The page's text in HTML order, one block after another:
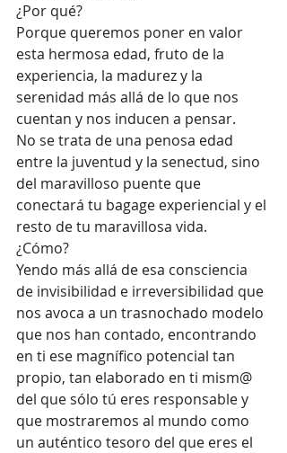
¿Por qué?
Porque queremos poner en valor
esta hermosa edad, fruto de la
experiencia, la madurez y la
serenidad más allá de lo que nos
cuentan y nos inducen a pensar.
No se trata de una penosa edad
entre la juventud y la senectud, sino
del maravilloso puente que
conectará tu bagage experiencial y el
resto de tu maravillosa vida.
¿Cómo?
Yendo más allá de esa consciencia
de invisibilidad e irreversibilidad que
nos avoca a un trasnochado modelo
que nos han contado, encontrando
en ti ese magnífico potencial tan
propio, tan elaborado en ti mism@
del que sólo tú eres responsable y
que mostraremos al mundo como
un auténtico tesoro del que eres el